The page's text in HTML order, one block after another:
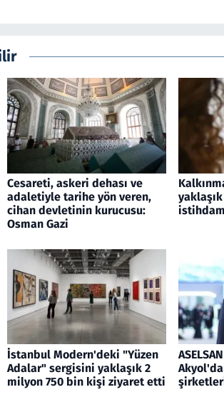
Cesareti, askeri dehası ve
adaletiyle tarihe yön veren,
cihan devletinin kurucusu:
Osman Gazi
İstanbul Modern'deki "Yüzen
Adalar" sergisini yaklaşık 2
milyon 750 bin kişi ziyaret etti